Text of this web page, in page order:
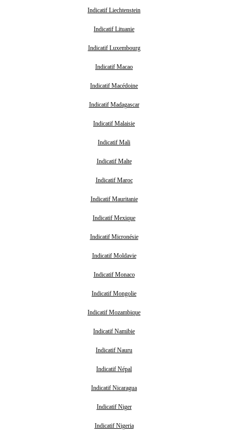
Indicatif Liechtenstein
Indicatif Lituanie
Indicatif Luxembourg
Indicatif Macao
Indicatif Macédoine
Indicatif Madagascar
Indicatif Malaisie
Indicatif Mali
Indicatif Malte
Indicatif Maroc
Indicatif Mauritanie
Indicatif Mexique
Indicatif Micronésie
Indicatif Moldavie
Indicatif Monaco
Indicatif Mongolie
Indicatif Mozambique
Indicatif Namibie
Indicatif Nauru
Indicatif Népal
Indicatif Nicaragua
Indicatif Niger
Indicatif Nigeria